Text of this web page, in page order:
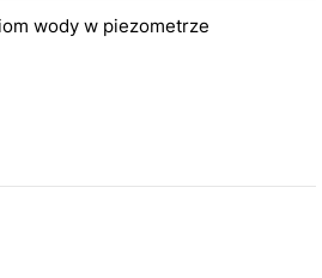
wody w piezometrze